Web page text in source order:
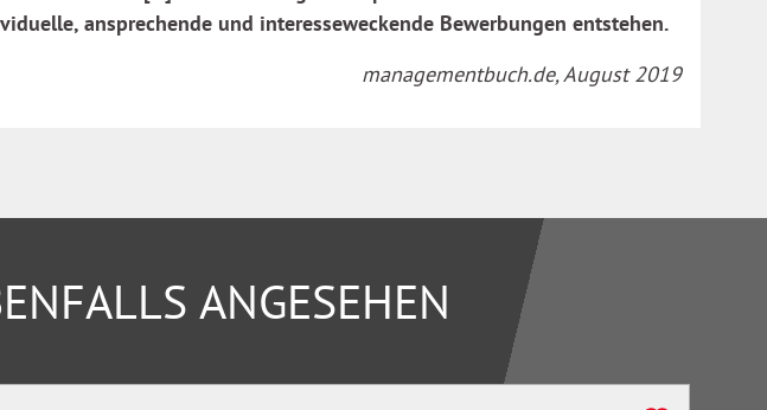
ansprechende und interesseweckende Bewerbungen entstehen.
managementbuch.de, August 2019
ANGESEHEN